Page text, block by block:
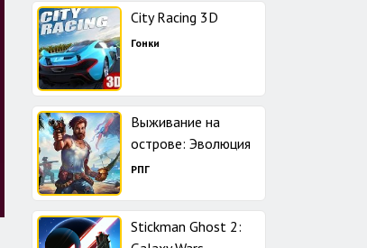
City Racing 3D
Гонки
Выживание на
острове: Эволюция
РПГ
Stickman Ghost 2: